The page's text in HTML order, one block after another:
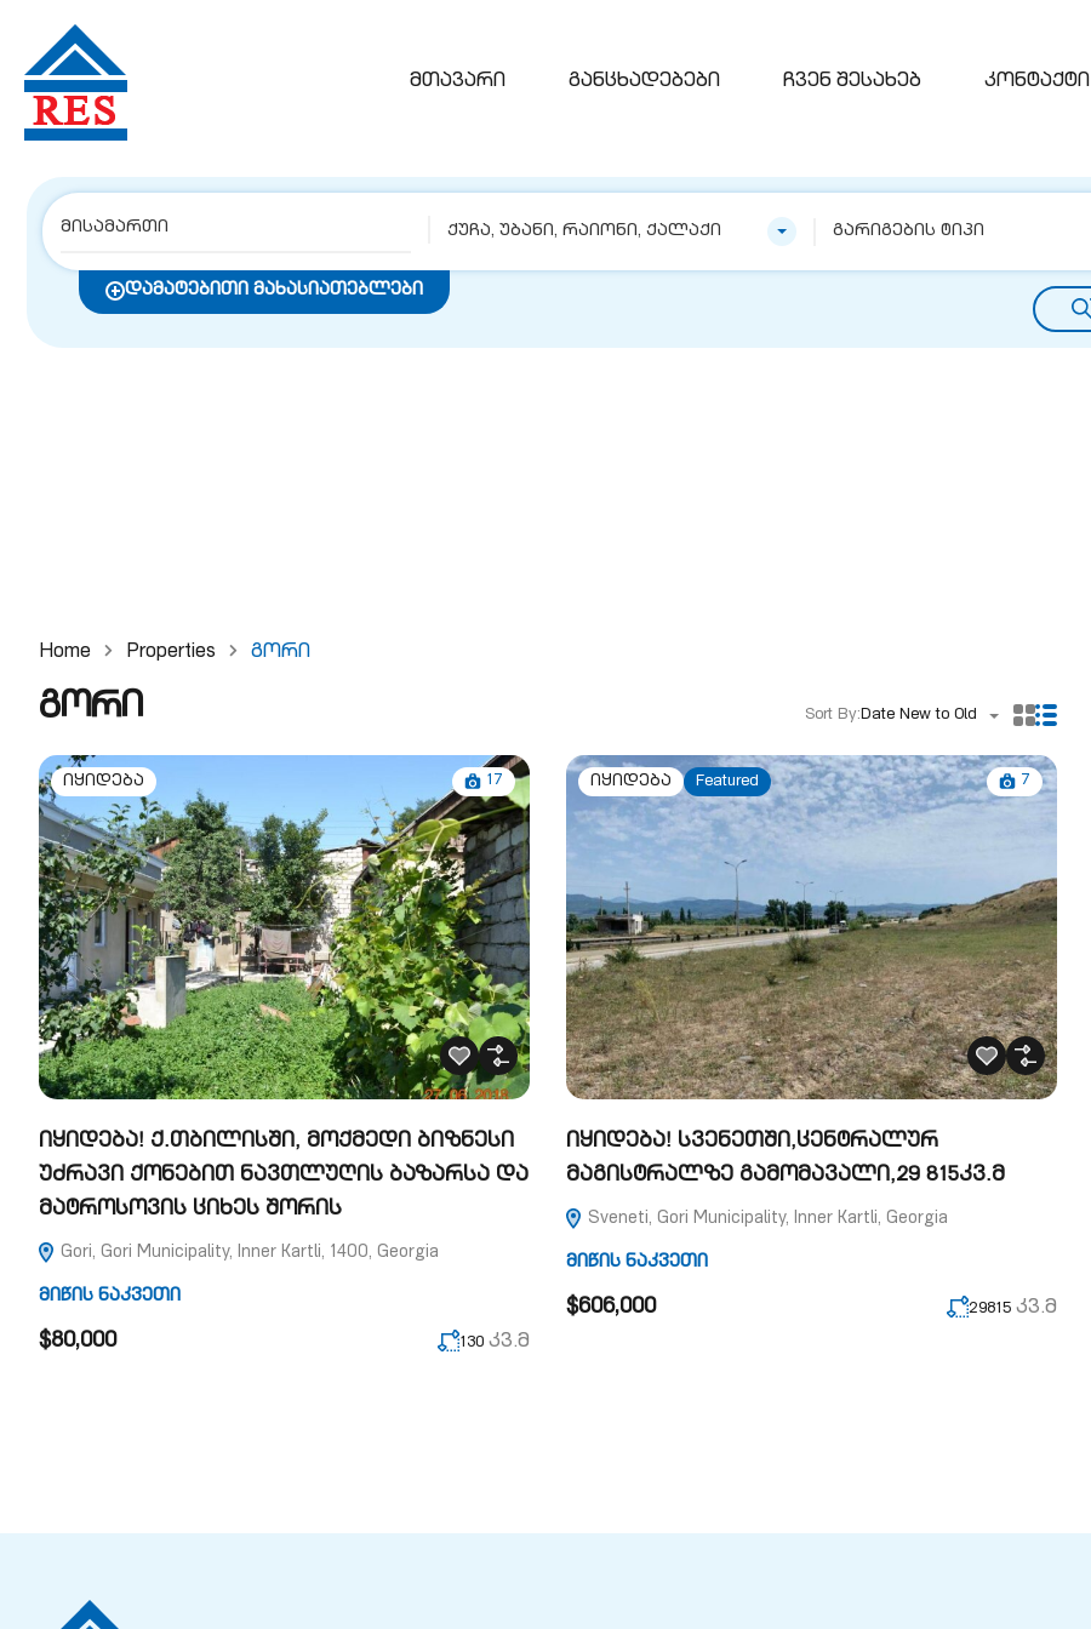
მთავარი განცხადებები ჩვენ შესახებ კონტაქტი
ქუჩა, უბანი, რაიონი, ქალაქი გარიგების ტიპი
დამატებითი მახასიათებლები
Home Properties Გორი
გორი Sort By:Date New to Old
იყიდება 17
იყიდება! ქ.თბილისში, მოქმედი ბიზნესი
უძრავი ქონებით ნავთლუღის ბაზარსა და
მატროსოვის ციხეს შორის
Gori, Gori Municipality, Inner Kartli, 1400, Georgia
მიწის ნაკვეთი
$80,000 130 კვ.მ
იყიდება Featured 7
იყიდება! სვენეთში,ცენტრალურ
მაგისტრალზე გამომავალი,29 815კვ.მ
Sveneti, Gori Municipality, Inner Kartli, Georgia
მიწის ნაკვეთი
$606,000 29815 კვ.მ